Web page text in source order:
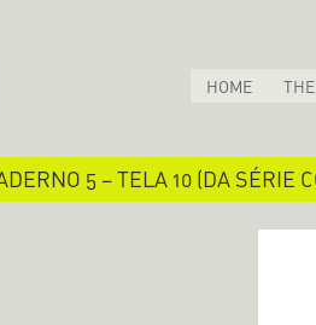
HOME
5 – TELA 10 (DA SÉRIE